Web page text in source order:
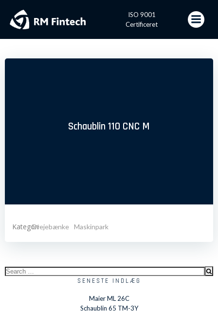
indhold
ISO 9001
Certificeret
Schaublin 110 CNC M
KategoriDrejebænke Maskinpark
Search
SENESTE INDLÆG
Maier ML 26C
Schaublin 65 TM-3Y